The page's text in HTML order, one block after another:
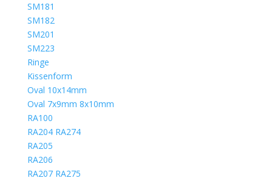
SM181
SM182
SM201
SM223
Ringe
Kissenform
Oval 10x14mm
Oval 7x9mm 8x10mm
RA100
RA204 RA274
RA205
RA206
RA207 RA275